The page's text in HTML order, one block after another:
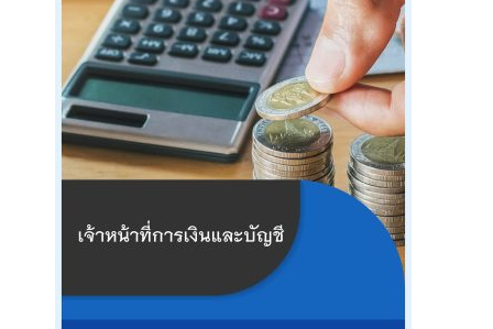
ข่าวเปิดสอบงานราชการ
นโยบายคืนสินค้าและการจัดส่ง​
คำถามที่พบบ่อย